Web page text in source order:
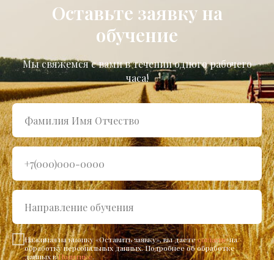
Оставьте заявку на
обучение
Мы свяжемся с вами в течении одного рабочего
часа!
Нажимая на кнопку «Оставить заявку», вы даетесогласиена
обработку персональных данных. Подробнее об обработке
данных вПолитике.